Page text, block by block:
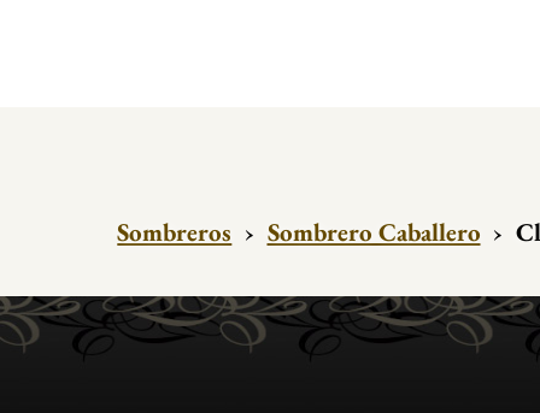
Sombreros › Sombrero Caballero ›